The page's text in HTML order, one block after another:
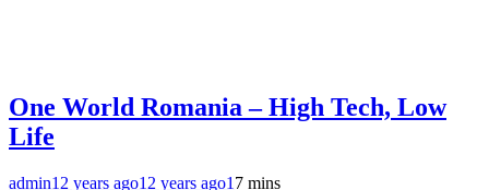
One World Romania – High Tech, Low
Life
admin12 years ago12 years ago1 7 mins